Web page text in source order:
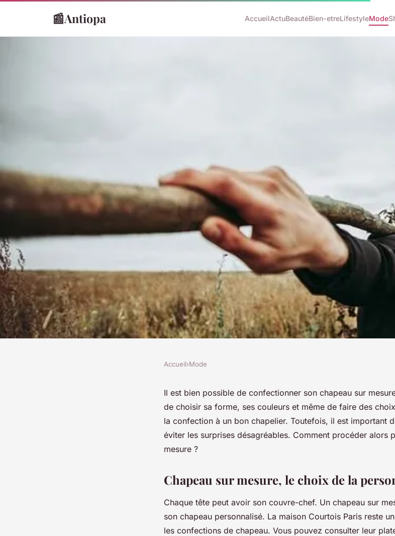
📰Antiopa AccueilActuBeautéBien-etreLifestyleMode
Confection de chapeau sur mesure :
qu'il faut savoir
2 min de lecture
Accueil›Mode
Il est bien possible de confectionner son chapeau sur
de choisir sa forme, ses couleurs et même de faire des
la confection à un bon chapelier. Toutefois, il est important
éviter les surprises désagréables. Comment procéder alors
mesure ?
Chapeau sur mesure, le choix de la
Chaque tête peut avoir son couvre-chef. Un chapeau sur
son chapeau personnalisé. La maison Courtois Paris reste
les confections de chapeau. Vous pouvez consulter leur